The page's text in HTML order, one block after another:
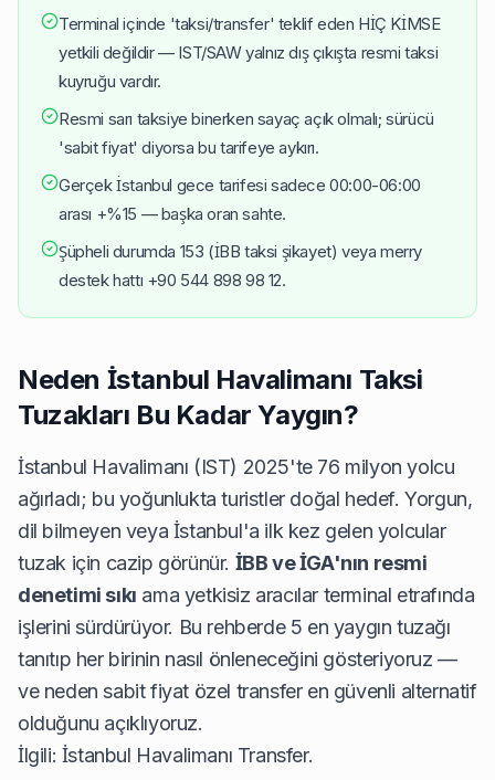
Terminal içinde 'taksi/transfer' teklif eden HİÇ KİMSE
yetkili değildir — IST/SAW yalnız dış çıkışta resmi taksi
kuyruğu vardır.
Resmi sarı taksiye binerken sayaç açık olmalı; sürücü
'sabit fiyat' diyorsa bu tarifeye aykırı.
Gerçek İstanbul gece tarifesi sadece 00:00-06:00
arası +%15 — başka oran sahte.
Şüpheli durumda 153 (İBB taksi şikayet) veya merry
destek hattı +90 544 898 98 12.
Neden İstanbul Havalimanı Taksi
Tuzakları Bu Kadar Yaygın?
İstanbul Havalimanı (IST) 2025'te 76 milyon yolcu
ağırladı; bu yoğunlukta turistler doğal hedef. Yorgun,
dil bilmeyen veya İstanbul'a ilk kez gelen yolcular
tuzak için cazip görünür. İBB ve İGA'nın resmi
denetimi sıkı ama yetkisiz aracılar terminal etrafında
işlerini sürdürüyor. Bu rehberde 5 en yaygın tuzağı
tanıtıp her birinin nasıl önleneceğini gösteriyoruz —
ve neden sabit fiyat özel transfer en güvenli alternatif
olduğunu açıklıyoruz.
İlgili: İstanbul Havalimanı Transfer.